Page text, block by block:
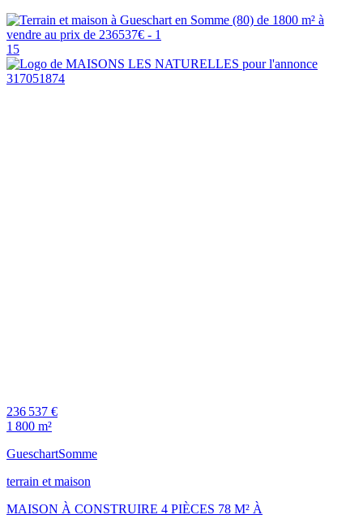
15
236 537 €
1 800 m²
GueschartSomme
terrain et maison
MAISON À CONSTRUIRE 4 PIÈCES 78 M² À